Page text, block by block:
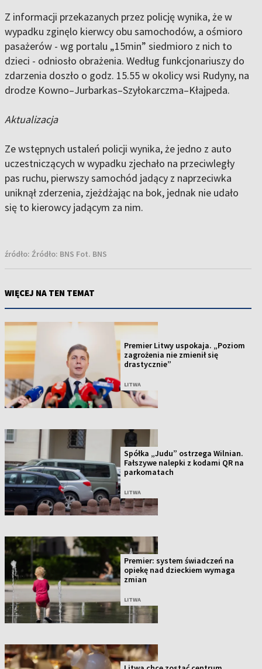
Z informacji przekazanych przez policję wynika, że w
wypadku zginęlo kierwcy obu samochodów, a ośmioro
pasażerów - wg portalu „15min” siedmioro z nich to
dzieci - odniosło obrażenia. Według funkcjonariuszy do
zdarzenia doszło o godz. 15.55 w okolicy wsi Rudyny, na
drodze Kowno–Jurbarkas–Szyłokarczma–Kłajpeda.
Aktualizacja
Ze wstępnych ustaleń policji wynika, że jedno z auto
uczestniczących w wypadku zjechało na przeciwległy
pas ruchu, pierwszy samochód jadący z naprzeciwka
uniknął zderzenia, zjeżdżając na bok, jednak nie udało
się to kierowcy jadącym za nim.
źródło: Źródło: BNS Fot. BNS
WIĘCEJ NA TEN TEMAT
Premier Litwy uspokaja. „Poziom
zagrożenia nie zmienił się
drastycznie”
LITWA
Spółka „Judu” ostrzega Wilnian.
Fałszywe nalepki z kodami QR na
parkomatach
LITWA
Premier: system świadczeń na
opiekę nad dzieckiem wymaga
zmian
LITWA